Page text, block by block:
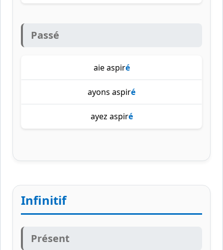
Passé
aie aspiré
ayons aspiré
ayez aspiré
Infinitif
Présent